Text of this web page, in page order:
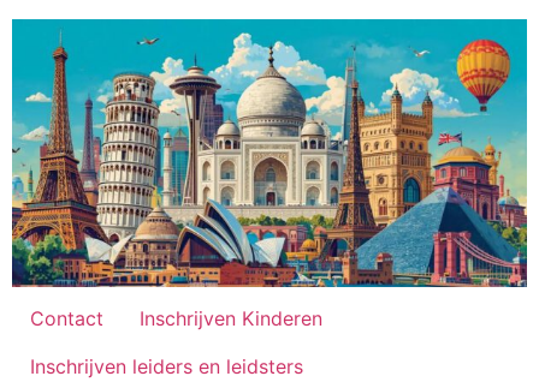
Ga
inhoud
Contact
Inschrijven Kinderen
Inschrijven leiders en leidsters